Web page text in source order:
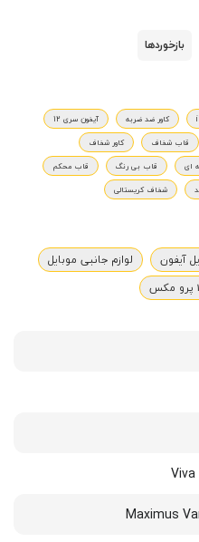
بازخوردها
کاور ضد ضربه
آیفون سری 12
قاب شفاف
کاور شفاف
ای قاب بی رنگ
قاب محکم
شفاف کریستالی
آیفون
لوازم جانبی موبایل
Maximus